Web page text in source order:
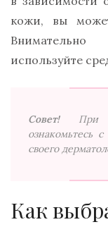
кожи, вы
Внимательно
используйте
Совет!
При
ознакомьтесь
своего
Как